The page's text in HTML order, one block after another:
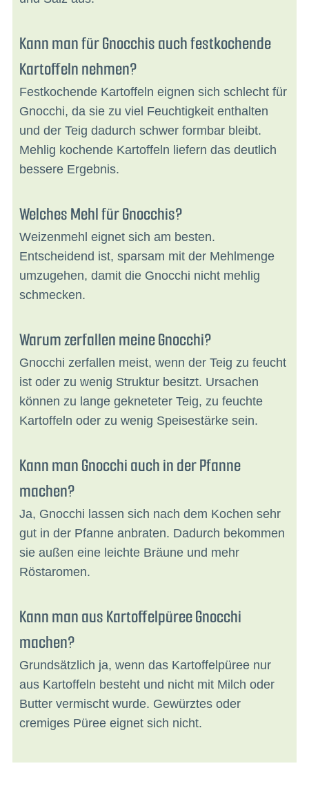
Kann man für Gnocchis auch festkochende
Kartoffeln nehmen?
Festkochende Kartoffeln eignen sich schlecht für
Gnocchi, da sie zu viel Feuchtigkeit enthalten
und der Teig dadurch schwer formbar bleibt.
Mehlig kochende Kartoffeln liefern das deutlich
bessere Ergebnis.
Welches Mehl für Gnocchis?
Weizenmehl eignet sich am besten.
Entscheidend ist, sparsam mit der Mehlmenge
umzugehen, damit die Gnocchi nicht mehlig
schmecken.
Warum zerfallen meine Gnocchi?
Gnocchi zerfallen meist, wenn der Teig zu feucht
ist oder zu wenig Struktur besitzt. Ursachen
können zu lange gekneteter Teig, zu feuchte
Kartoffeln oder zu wenig Speisestärke sein.
Kann man Gnocchi auch in der Pfanne
machen?
Ja, Gnocchi lassen sich nach dem Kochen sehr
gut in der Pfanne anbraten. Dadurch bekommen
sie außen eine leichte Bräune und mehr
Röstaromen.
Kann man aus Kartoffelpüree Gnocchi
machen?
Grundsätzlich ja, wenn das Kartoffelpüree nur
aus Kartoffeln besteht und nicht mit Milch oder
Butter vermischt wurde. Gewürztes oder
cremiges Püree eignet sich nicht.